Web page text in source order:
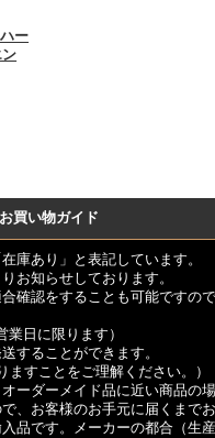
ー
ン
お買い物ガイド
庫あり」と表記しています。
お知らせしております。
確認をすることも可能ですの
日に限ります）
することができます。
ますことをご理解ください。）
ーダーメイド品に近い商品の
、お客様のお手元に届くまで
品です。メーカーの都合（生